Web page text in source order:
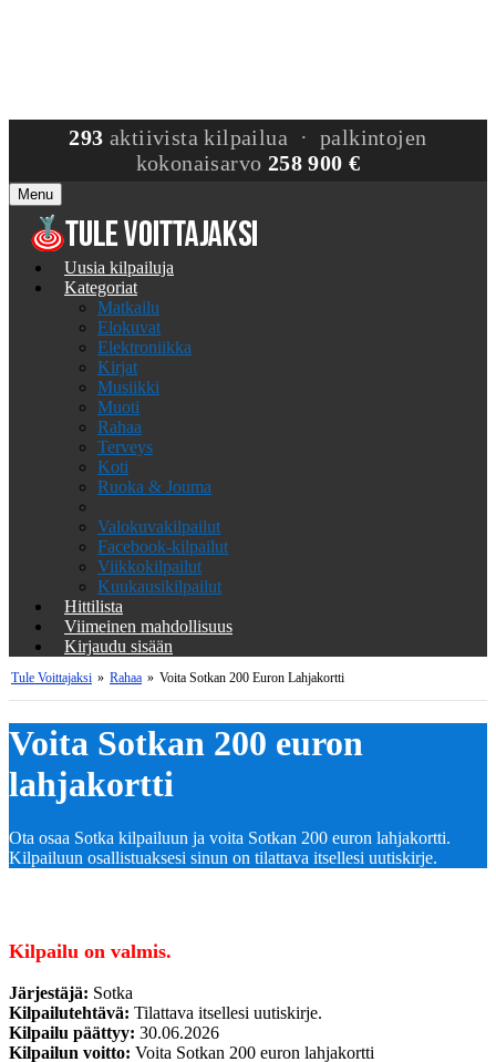
293 aktiivista kilpailua · palkintojen
kokonaisarvo 258 900 €
Menu
Uusia kilpailuja
Kategoriat
Matkailu
Elokuvat
Elektroniikka
Kirjat
Musiikki
Muoti
Rahaa
Terveys
Koti
Ruoka & Jouma
Valokuvakilpailut
Facebook-kilpailut
Viikkokilpailut
Kuukausikilpailut
Hittilista
Viimeinen mahdollisuus
Kirjaudu sisään
Tule Voittajaksi » Rahaa » Voita Sotkan 200 Euron Lahjakortti
Voita Sotkan 200 euron
lahjakortti
Ota osaa Sotka kilpailuun ja voita Sotkan 200 euron lahjakortti.
Kilpailuun osallistuaksesi sinun on tilattava itsellesi uutiskirje.
Kilpailu on valmis.
Järjestäjä: Sotka
Kilpailutehtävä: Tilattava itsellesi uutiskirje.
Kilpailu päättyy: 30.06.2026
Kilpailun voitto: Voita Sotkan 200 euron lahjakortti